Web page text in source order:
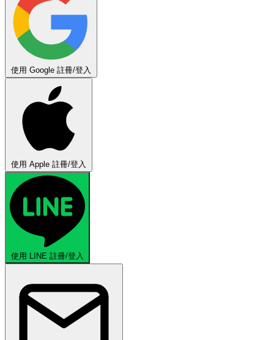
使用 Google 註冊/登入
使用 Apple 註冊/登入
使用 LINE 註冊/登入